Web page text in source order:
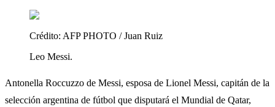
Crédito: AFP PHOTO / Juan Ruiz
Leo Messi.
Antonella Roccuzzo de Messi, esposa de Lionel Messi, capitán de la
selección argentina de fútbol que disputará el Mundial de Qatar,